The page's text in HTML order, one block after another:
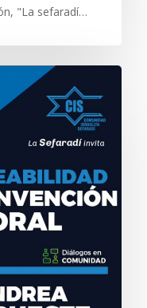
"La sefaradí…